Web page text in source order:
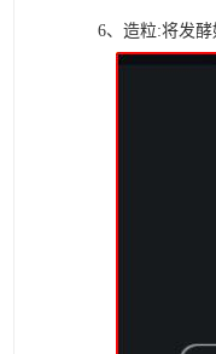
6、造粒:将发酵